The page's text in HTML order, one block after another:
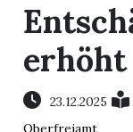
Immobilien
Veranstaltungen
erhöht
23.12.2025
Oberfreiamt